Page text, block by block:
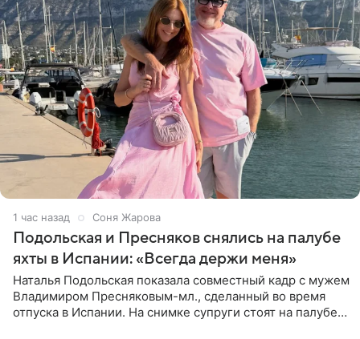
1 час назад Соня Жарова
Подольская и Пресняков снялись на палубе
яхты в Испании: «Всегда держи меня»
Наталья Подольская показала совместный кадр с мужем
Владимиром Пресняковым-мл., сделанный во время
отпуска в Испании. На снимке супруги стоят на палубе